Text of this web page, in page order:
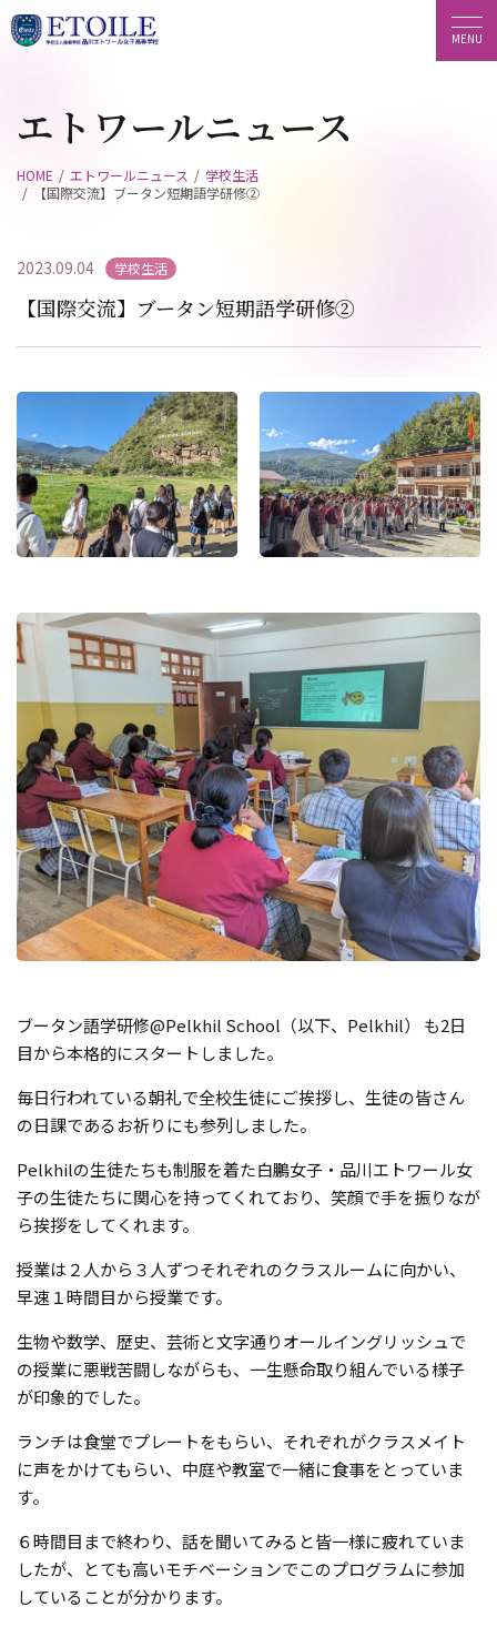
エトワールニュース
HOME エトワールニュース
学校生活
【国際交流】ブータン短期語学研修②
2023.09.04 学校生活
【国際交流】ブータン短期語学研修②
ブータン語学研修@Pelkhil School（以下、Pelkhil） も2日
目から本格的にスタートしました。
毎日行われている朝礼で全校生徒にご挨拶し、生徒の皆さん
の日課であるお祈りにも参列しました。
Pelkhilの生徒たちも制服を着た白鵬女子・品川エトワール女
子の生徒たちに関心を持ってくれており、笑顔で手を振りなが
ら挨拶をしてくれます。
授業は２人から３人ずつそれぞれのクラスルームに向かい、
早速１時間目から授業です。
生物や数学、歴史、芸術と文字通りオールイングリッシュで
の授業に悪戦苦闘しながらも、一生懸命取り組んでいる様子
が印象的でした。
ランチは食堂でプレートをもらい、それぞれがクラスメイト
に声をかけてもらい、中庭や教室で一緒に食事をとっていま
す。
６時間目まで終わり、話を聞いてみると皆一様に疲れていま
したが、とても高いモチベーションでこのプログラムに参加
していることが分かります。